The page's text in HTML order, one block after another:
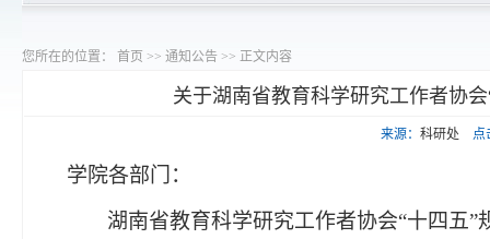
您所在的位置： 首页 >> 通知公告 >> 正文内容
关于湖南省教育科学研究工作者协
来源： 科研处 点
学院各部门：
湖南省教育科学研究工作者协会“十四五”